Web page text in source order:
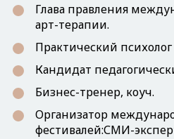
Глава правления
арт-терапии.
Практический
Кандидат
Бизнес-тренер, коуч.
Организатор
фестивалей:СМИ-